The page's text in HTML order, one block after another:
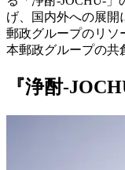
げ、国内外への展開
郵政グループのリソ
本郵政グループの共
『浄酎-